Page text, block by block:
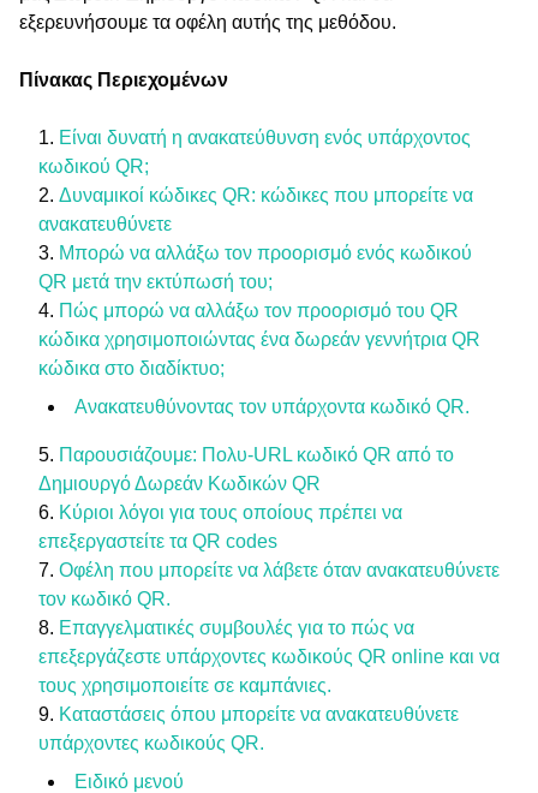
εξερευνήσουμε τα οφέλη αυτής της μεθόδου.
Πίνακας Περιεχομένων
Είναι δυνατή η ανακατεύθυνση ενός υπάρχοντος
κωδικού QR;
Δυναμικοί κώδικες QR: κώδικες που μπορείτε να
ανακατευθύνετε
Μπορώ να αλλάξω τον προορισμό ενός κωδικού
QR μετά την εκτύπωσή του;
Πώς μπορώ να αλλάξω τον προορισμό του QR
κώδικα χρησιμοποιώντας ένα δωρεάν γεννήτρια QR
κώδικα στο διαδίκτυο;
Ανακατευθύνοντας τον υπάρχοντα κωδικό QR.
Παρουσιάζουμε: Πολυ-URL κωδικό QR από το
Δημιουργό Δωρεάν Κωδικών QR
Κύριοι λόγοι για τους οποίους πρέπει να
επεξεργαστείτε τα QR codes
Οφέλη που μπορείτε να λάβετε όταν ανακατευθύνετε
τον κωδικό QR.
Επαγγελματικές συμβουλές για το πώς να
επεξεργάζεστε υπάρχοντες κωδικούς QR online και να
τους χρησιμοποιείτε σε καμπάνιες.
Καταστάσεις όπου μπορείτε να ανακατευθύνετε
υπάρχοντες κωδικούς QR.
Ειδικό μενού